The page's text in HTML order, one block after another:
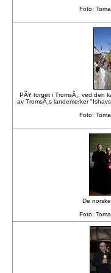
Symantec
Autodesk
Software
Borland
Foto:
PÃ¥ torget i TromsÃ¸, ved den
av TromsÃ¸s landemerker
Foto:
De
Foto: